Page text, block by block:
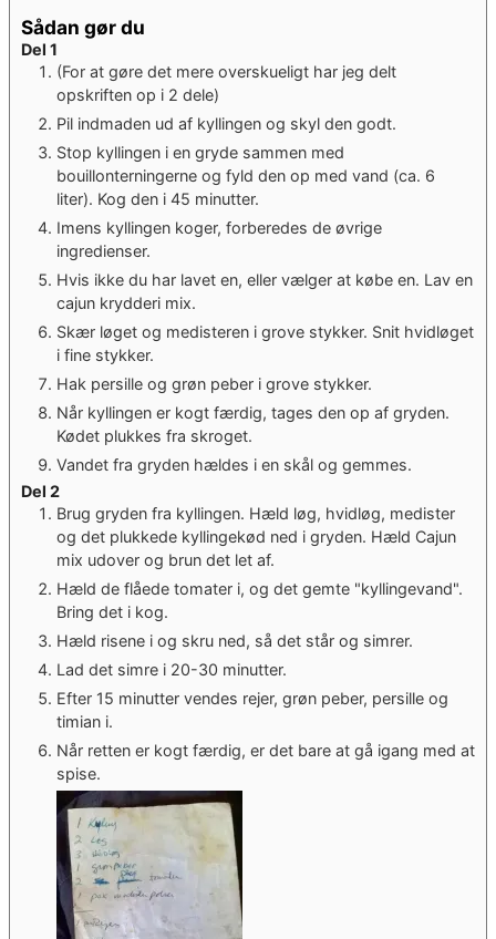
Sådan gør du
Del 1
(For at gøre det mere overskueligt har jeg delt
opskriften op i 2 dele)
Pil indmaden ud af kyllingen og skyl den godt.
Stop kyllingen i en gryde sammen med
bouillonterningerne og fyld den op med vand (ca. 6
liter). Kog den i 45 minutter.
Imens kyllingen koger, forberedes de øvrige
ingredienser.
Hvis ikke du har lavet en, eller vælger at købe en. Lav en
cajun krydderi mix.
Skær løget og medisteren i grove stykker. Snit hvidløget
i fine stykker.
Hak persille og grøn peber i grove stykker.
Når kyllingen er kogt færdig, tages den op af gryden.
Kødet plukkes fra skroget.
Vandet fra gryden hældes i en skål og gemmes.
Del 2
Brug gryden fra kyllingen. Hæld løg, hvidløg, medister
og det plukkede kyllingekød ned i gryden. Hæld Cajun
mix udover og brun det let af.
Hæld de flåede tomater i, og det gemte "kyllingevand".
Bring det i kog.
Hæld risene i og skru ned, så det står og simrer.
Lad det simre i 20-30 minutter.
Efter 15 minutter vendes rejer, grøn peber, persille og
timian i.
Når retten er kogt færdig, er det bare at gå igang med at
spise.